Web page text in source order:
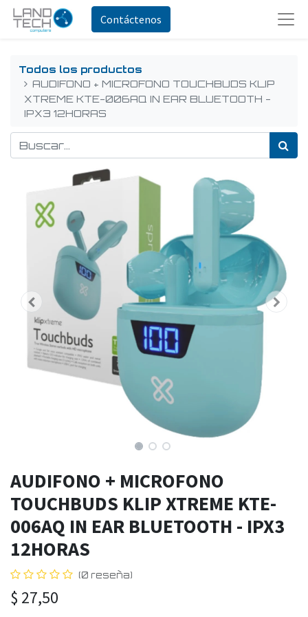
Contáctenos
Todos los productos
AUDIFONO + MICROFONO TOUCHBUDS KLIP
XTREME KTE-006AQ IN EAR BLUETOOTH -
IPX3 12HORAS
AUDIFONO + MICROFONO
TOUCHBUDS KLIP XTREME KTE-
006AQ IN EAR BLUETOOTH - IPX3
12HORAS
(0 reseña)
$ 27,50